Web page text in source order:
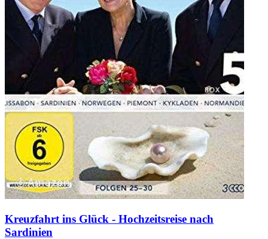
Kreuzfahrt ins Glück - Hochzeitsreise nach
Sardinien